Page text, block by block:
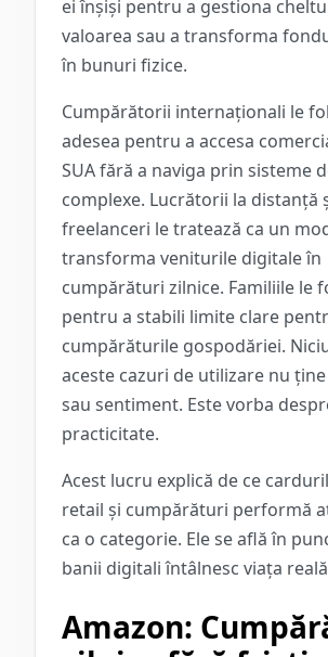
ei înșiși pentru a gestiona
valoarea sau a transforma
în bunuri fizice.
Cumpărătorii internaționali le
adesea pentru a accesa
SUA fără a naviga prin sisteme
complexe. Lucrătorii la distanță
freelanceri le tratează ca un
transforma veniturile digitale în
cumpărături zilnice. Familiile le
pentru a stabili limite clare
cumpărăturile gospodăriei.
aceste cazuri de utilizare nu
sau sentiment. Este vorba
practicitate.
Acest lucru explică de ce
retail și cumpărături performă
ca o categorie. Ele se află în
banii digitali întâlnesc viața
Amazon: